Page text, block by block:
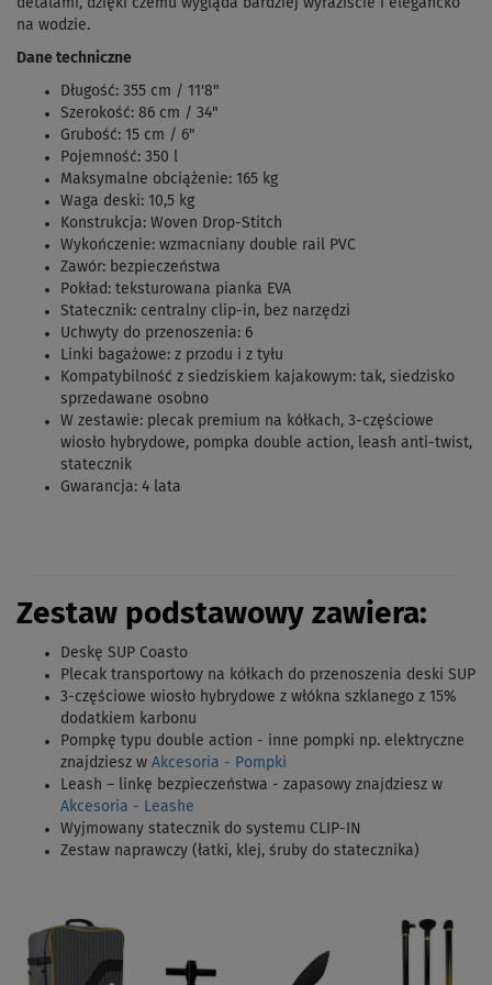
detalami, dzięki czemu wygląda bardziej wyraziście i elegancko
na wodzie.
Dane techniczne
Długość: 355 cm / 11'8"
Szerokość: 86 cm / 34"
Grubość: 15 cm / 6"
Pojemność: 350 l
Maksymalne obciążenie: 165 kg
Waga deski: 10,5 kg
Konstrukcja: Woven Drop-Stitch
Wykończenie: wzmacniany double rail PVC
Zawór: bezpieczeństwa
Pokład: teksturowana pianka EVA
Statecznik: centralny clip-in, bez narzędzi
Uchwyty do przenoszenia: 6
Linki bagażowe: z przodu i z tyłu
Kompatybilność z siedziskiem kajakowym: tak, siedzisko
sprzedawane osobno
W zestawie: plecak premium na kółkach, 3-częściowe
wiosło hybrydowe, pompka double action, leash anti-twist,
statecznik
Gwarancja: 4 lata
Zestaw podstawowy zawiera:
Deskę SUP Coasto
Plecak transportowy na kółkach do przenoszenia deski SUP
3-częściowe wiosło hybrydowe z włókna szklanego z 15%
dodatkiem karbonu
Pompkę typu double action - inne pompki np. elektryczne
znajdziesz w Akcesoria - Pompki
Leash – linkę bezpieczeństwa - zapasowy znajdziesz w
Akcesoria - Leashe
Wyjmowany statecznik do systemu CLIP-IN
Zestaw naprawczy (łatki, klej, śruby do statecznika)